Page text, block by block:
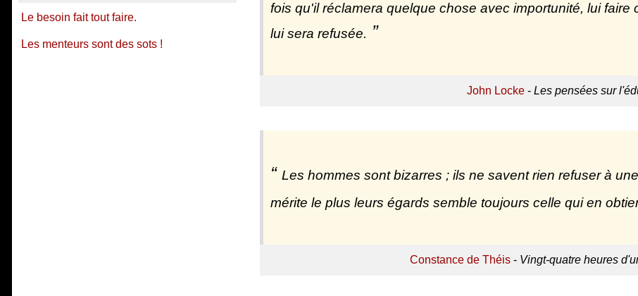
fois qu'il réclamera quelque chose avec importunité, lui
lui sera refusée.
John Locke - Les pensées sur
Les hommes sont bizarres ; ils ne savent rien refuser à
mérite le plus leurs égards semble toujours celle qui en
Constance de Théis - Vingt-quatre heures
Le besoin fait tout faire.
Les menteurs sont des sots !